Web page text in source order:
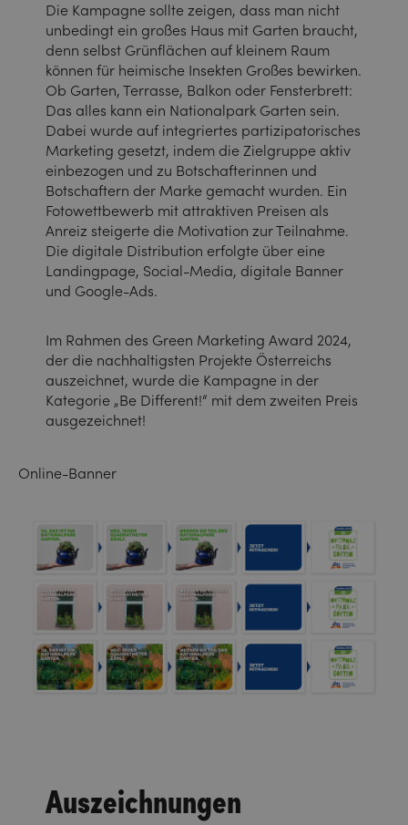
Die Kampagne sollte zeigen, dass man nicht
unbedingt ein großes Haus mit Garten braucht,
denn selbst Grünflächen auf kleinem Raum
können für heimische Insekten Großes bewirken.
Ob Garten, Terrasse, Balkon oder Fensterbrett:
Das alles kann ein Nationalpark Garten sein.
Dabei wurde auf integriertes partizipatorisches
Marketing gesetzt, indem die Zielgruppe aktiv
einbezogen und zu Botschafterinnen und
Botschaftern der Marke gemacht wurden. Ein
Fotowettbewerb mit attraktiven Preisen als
Anreiz steigerte die Motivation zur Teilnahme.
Die digitale Distribution erfolgte über eine
Landingpage, Social-Media, digitale Banner
und Google-Ads.
Im Rahmen des Green Marketing Award 2024,
der die nachhaltigsten Projekte Österreichs
auszeichnet, wurde die Kampagne in der
Kategorie „Be Different!“ mit dem zweiten Preis
ausgezeichnet!
Online-Banner
Auszeichnungen